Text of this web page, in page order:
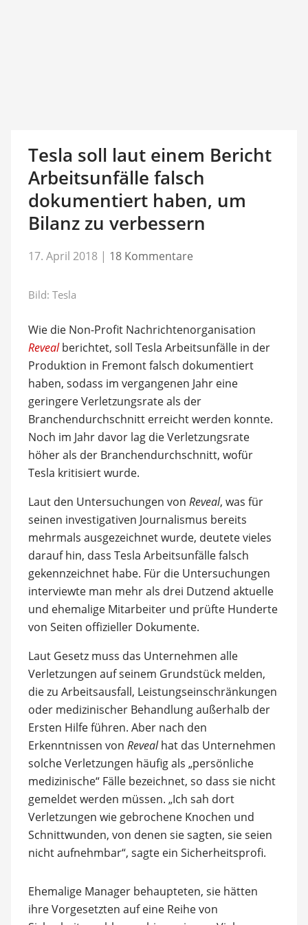
Tesla soll laut einem Bericht
Arbeitsunfälle falsch
dokumentiert haben, um
Bilanz zu verbessern
17. April 2018 | 18 Kommentare
Bild: Tesla
Wie die Non-Profit Nachrichtenorganisation
Revealberichtet, soll Tesla Arbeitsunfälle in der
Produktion in Fremont falsch dokumentiert
haben, sodass im vergangenen Jahr eine
geringere Verletzungsrate als der
Branchendurchschnitt erreicht werden konnte.
Noch im Jahr davor lag die Verletzungsrate
höher als der Branchendurchschnitt, wofür
Tesla kritisiert wurde.
Laut den Untersuchungen von Reveal, was für
seinen investigativen Journalismus bereits
mehrmals ausgezeichnet wurde, deutete vieles
darauf hin, dass Tesla Arbeitsunfälle falsch
gekennzeichnet habe. Für die Untersuchungen
interviewte man mehr als drei Dutzend aktuelle
und ehemalige Mitarbeiter und prüfte Hunderte
von Seiten offizieller Dokumente.
Laut Gesetz muss das Unternehmen alle
Verletzungen auf seinem Grundstück melden,
die zu Arbeitsausfall, Leistungseinschränkungen
oder medizinischer Behandlung außerhalb der
Ersten Hilfe führen. Aber nach den
Erkenntnissen von Revealhat das Unternehmen
solche Verletzungen häufig als „persönliche
medizinische“ Fälle bezeichnet, so dass sie nicht
gemeldet werden müssen. „Ich sah dort
Verletzungen wie gebrochene Knochen und
Schnittwunden, von denen sie sagten, sie seien
nicht aufnehmbar“, sagte ein Sicherheitsprofi.
Ehemalige Manager behaupteten, sie hätten
ihre Vorgesetzten auf eine Reihe von